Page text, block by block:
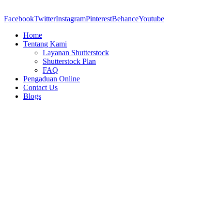
FacebookTwitterInstagramPinterestBehanceYoutube
Home
Tentang Kami
Layanan Shutterstock
Shutterstock Plan
FAQ
Pengaduan Online
Contact Us
Blogs